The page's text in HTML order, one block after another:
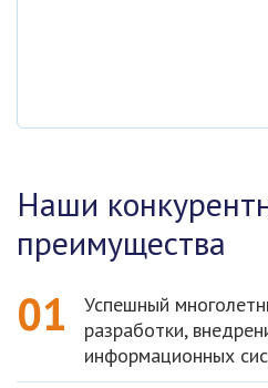
Наши
преимущества
01
Успешный
разработки,
информационных